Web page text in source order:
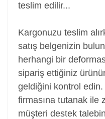
teslim edilir...
Kargonuzu teslim
satış belgenizin
herhangi bir
sipariş ettiğiniz
geldiğini kontrol
firmasına tutanak ile
müşteri destek